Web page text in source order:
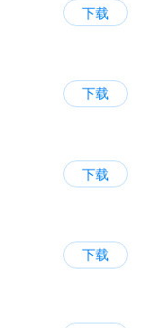
下载
下载
下载
下载